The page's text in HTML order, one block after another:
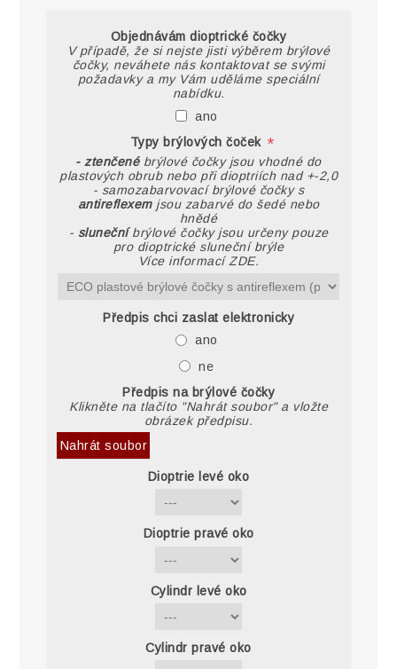
Objednávám dioptrické čočky
V případě, že si nejste jisti výběrem brýlové
čočky, neváhete nás kontaktovat se svými
požadavky a my Vám uděláme speciální
nabídku.
ano
Typy brýlových čoček *
- ztenčené brýlové čočky jsou vhodné do
plastových obrub nebo při dioptriích nad +-2,0
- samozabarvovací brýlové čočky s
antireflexemjsou zabarvé do šedé nebo
hnědé
- slunečníbrýlové čočky jsou určeny pouze
pro dioptrické sluneční brýle
Více informací ZDE.
Předpis chci zaslat elektronicky
ano
ne
Předpis na brýlové čočky
Klikněte na tlačíto "Nahrát soubor" a vložte
obrázek předpisu.
Nahrát soubor
Dioptrie levé oko
Dioptrie pravé oko
Cylindr levé oko
Cylindr pravé oko